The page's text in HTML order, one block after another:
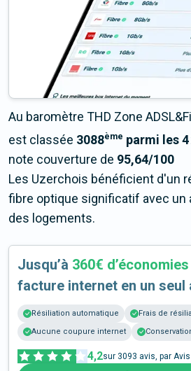
Au baromètre THD Zone
est classée 3088ème parmi les
note couverture de 95,64/100
Les Uzerchois bénéficient d'un
fibre optique significatif avec un
des logements.
Jusqu’à 360€ d’économies
facture internet en un seul
Résiliation automatique
Frais de
Aucune coupure internet
4,2sur 3093 avis, par